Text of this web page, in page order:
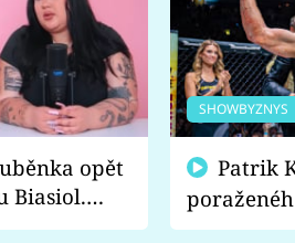
opět
Biasiol.
falešná a
SHOWBYZNYS
fanoušci